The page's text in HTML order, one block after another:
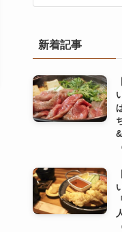
新着記事